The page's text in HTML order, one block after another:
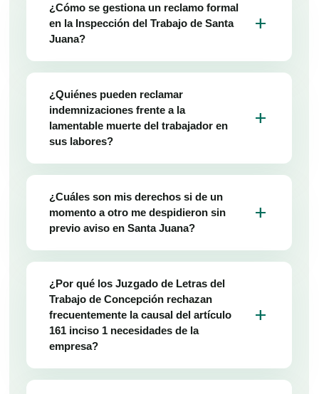
¿Cómo se gestiona un reclamo formal
en la Inspección del Trabajo de Santa
Juana?
add
¿Quiénes pueden reclamar
indemnizaciones frente a la
lamentable muerte del trabajador en
sus labores?
add
¿Cuáles son mis derechos si de un
momento a otro me despidieron sin
previo aviso en Santa Juana?
add
¿Por qué los Juzgado de Letras del
Trabajo de Concepción rechazan
frecuentemente la causal del artículo
161 inciso 1 necesidades de la
empresa?
add